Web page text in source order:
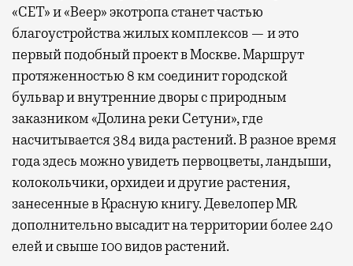
«СЕТ» и «Веер» экотропа станет частью
благоустройства жилых комплексов — и это
первый подобный проект в Москве. Маршрут
протяженностью 8 км соединит городской
бульвар и внутренние дворы с природным
заказником «Долина реки Сетуни», где
насчитывается 384 вида растений. В разное время
года здесь можно увидеть первоцветы, ландыши,
колокольчики, орхидеи и другие растения,
занесенные в Красную книгу. Девелопер MR
дополнительно высадит на территории более 240
елей и свыше 100 видов растений.